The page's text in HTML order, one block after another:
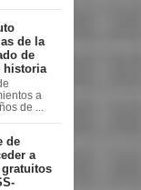
de la
de
historia
a
de ...
de
a